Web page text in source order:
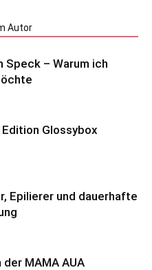
Autor
Speck – Warum ich
Glossybox
Epilierer und dauerhafte
der MAMA AUA